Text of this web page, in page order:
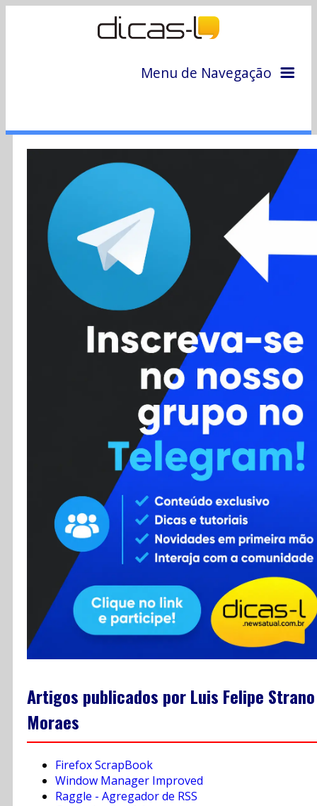
Menu de Navegação
Colunas
Colaboradores
Cursos
Enviar Dica
Contato
RSS
Artigos publicados por Luis Felipe Strano
Moraes
Firefox ScrapBook
Window Manager Improved
Raggle - Agregador de RSS